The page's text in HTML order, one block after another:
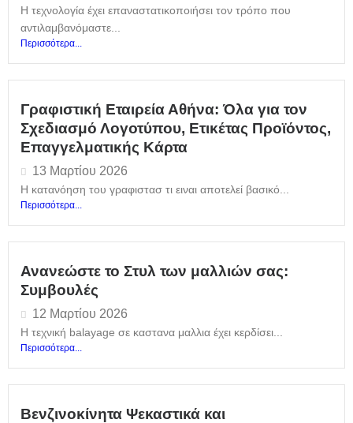
Η τεχνολογία έχει επαναστατικοποιήσει τον τρόπο που
αντιλαμβανόμαστε...
Περισσότερα...
Γραφιστική Εταιρεία Αθήνα: Όλα για τον
Σχεδιασμό Λογοτύπου, Ετικέτας Προϊόντος,
Επαγγελματικής Κάρτα
13 Μαρτίου 2026
Η κατανόηση του γραφιστασ τι ειναι αποτελεί βασικό...
Περισσότερα...
Ανανεώστε το Στυλ των μαλλιών σας:
Συμβουλές
12 Μαρτίου 2026
Η τεχνική balayage σε καστανα μαλλια έχει κερδίσει...
Περισσότερα...
Βενζινοκίνητα Ψεκαστικά και